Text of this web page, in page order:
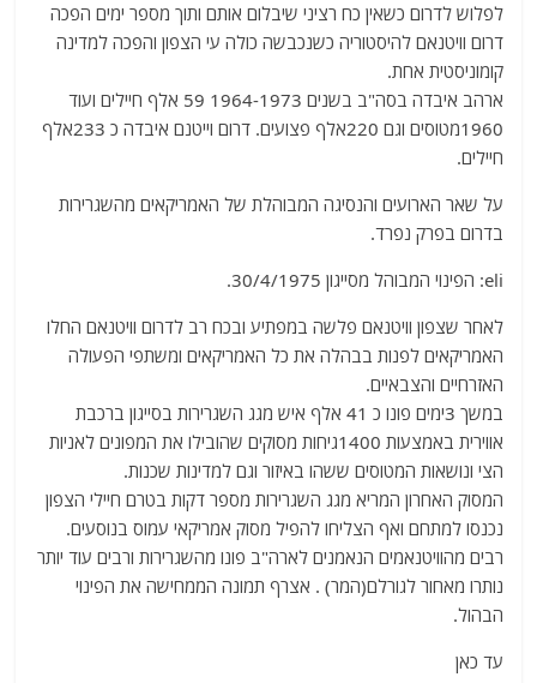
לפלוש לדרום כשאין כח רציני שיבלום אותם ותוך מספר ימים הפכה
דרום וויטנאם להיסטוריה כשנכבשה כולה עי הצפון והפכה למדינה
קומוניסטית אחת.
ארהב איבדה בסה"ב בשנים 1964-1973 59 אלף חיילים ועוד
1960מטוסים וגם 220אלף פצועים. דרום וייטנם איבדה כ 233אלף
חיילים.
על שאר הארועים והנסיגה המבוהלת של האמריקאים מהשגרירות
בדרום בפרק נפרד.
eli: הפינוי המבוהל מסייגון 30/4/1975.
לאחר שצפון וויטנאם פלשה במפתיע ובכח רב לדרום וויטנאם החלו
האמריקאים לפנות בבהלה את כל האמריקאים ומשתפי הפעולה
האזרחיים והצבאיים.
במשך 3ימים פונו כ 41 אלף איש מגג השגרירות בסייגון ברכבת
אווירית באמצעות 1400גיחות מסוקים שהובילו את המפונים לאניות
הצי ונושאות המטוסים ששהו באיזור וגם למדינות שכנות.
המסוק האחרון המריא מגג השגרירות מספר דקות בטרם חיילי הצפון
נכנסו למתחם ואף הצליחו להפיל מסוק אמריקאי עמוס בנוסעים.
רבים מהוויטנאמים הנאמנים לארה"ב פונו מהשגרירות ורבים עוד יותר
נותרו מאחור לגורלם(המר) . אצרף תמונה הממחישה את הפינוי
הבהול.
עד כאן